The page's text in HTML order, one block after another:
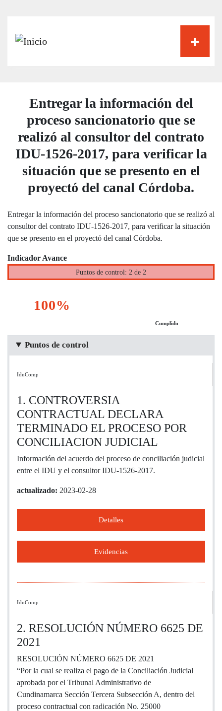
Entregar la información del
proceso sancionatorio que se
realizó al consultor del contrato
IDU-1526-2017, para verificar la
situación que se presento en el
proyectó del canal Córdoba.
Entregar la información del proceso sancionatorio que se realizó al
consultor del contrato IDU-1526-2017, para verificar la situación
que se presento en el proyectó del canal Córdoba.
Indicador Avance
Puntos de control: 2 de 2
100%
Cumplido
Puntos de control
IduComp
1. CONTROVERSIA
CONTRACTUAL DECLARA
TERMINADO EL PROCESO POR
CONCILIACION JUDICIAL
Información del acuerdo del proceso de conciliación judicial
entre el IDU y el consultor IDU-1526-2017.
actualizado: 2023-02-28
Detalles
Evidencias
IduComp
2. RESOLUCIÓN NÚMERO 6625 DE
2021
RESOLUCIÓN NÚMERO 6625 DE 2021
“Por la cual se realiza el pago de la Conciliación Judicial
aprobada por el Tribunal Administrativo de
Cundinamarca Sección Tercera Subsección A, dentro del
proceso contractual con radicación No. 25000